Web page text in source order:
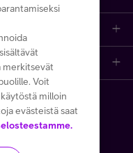
Tietosuoja ja -turva
käyttö
merkitsevät
Voit
milloin
evästeistä saat